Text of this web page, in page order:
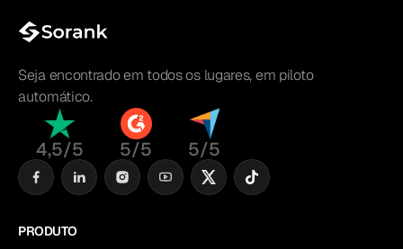
Seja encontrado em todos os lugares, em piloto
automático.
4,5/5 5/5 5/5
PRODUTO